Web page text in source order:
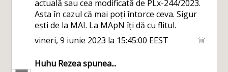
actuală sau cea modificată de PLx-244/2023.
Asta în cazul că mai poți întorce ceva. Sigur
ești de la MAI. La MApN îți dă cu flitul.
vineri, 9 iunie 2023 la 15:45:00 EEST
Huhu Rezeaspunea...